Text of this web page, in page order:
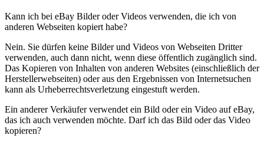
Kann ich bei eBay Bilder oder Videos verwenden, die ich von
anderen Webseiten kopiert habe?
Nein. Sie dürfen keine Bilder und Videos von Webseiten Dritter
verwenden, auch dann nicht, wenn diese öffentlich zugänglich sind.
Das Kopieren von Inhalten von anderen Websites (einschließlich der
Herstellerwebseiten) oder aus den Ergebnissen von Internetsuchen
kann als Urheberrechtsverletzung eingestuft werden.
Ein anderer Verkäufer verwendet ein Bild oder ein Video auf eBay,
das ich auch verwenden möchte. Darf ich das Bild oder das Video
kopieren?